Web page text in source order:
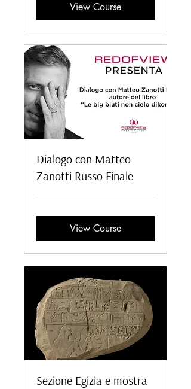
View Course
Dialogo con Matteo
Zanotti Russo Finale
View Course
Sezione Egizia e mostra